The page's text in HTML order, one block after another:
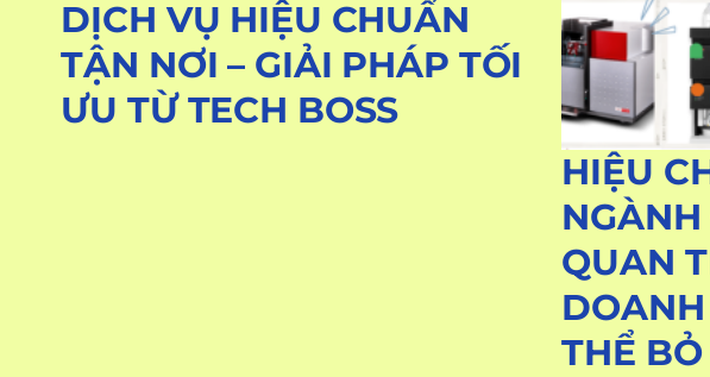
DỊCH VỤ HIỆU CHUẨN
TẬN NƠI – GIẢI PHÁP TỐI
ƯU TỪ TECH BOSS
HIỆU
QUAN
THỂ